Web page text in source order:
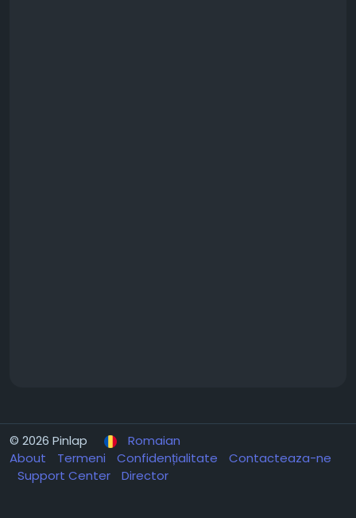
© 2026 Pinlap
Romaian
About
Termeni Confidențialitate
Contacteaza-ne
Support Center
Director